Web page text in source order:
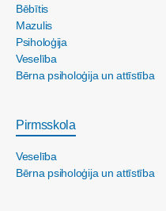
Bēbītis
Mazulis
Psiholoģija
Veselība
Bērna psiholoģija un attīstība
Pirmsskola
Veselība
Bērna psiholoģija un attīstība